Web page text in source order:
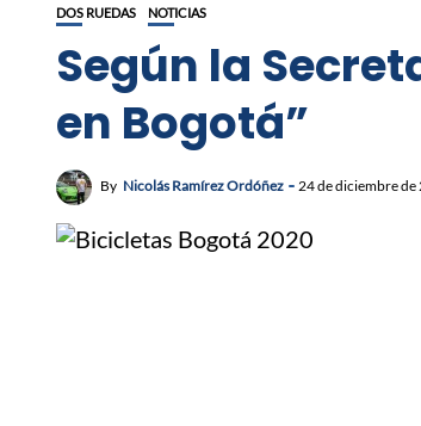
DOS RUEDAS NOTICIAS
Según la
en Bogotá”
By Nicolás Ramírez Ordóñez 24 de diciembre de